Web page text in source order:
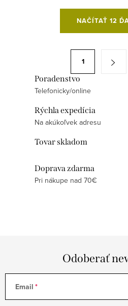
NAČÍTAŤ 12
1
Poradenstvo
Telefonicky/online
Rýchla expedícia
Na akúkoľvek adresu
Tovar skladom
Doprava zdarma
Pri nákupe nad 70€
Odoberať
Email